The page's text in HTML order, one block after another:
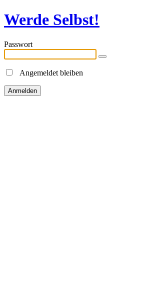
Werde Selbst!
Passwort
Angemeldet bleiben